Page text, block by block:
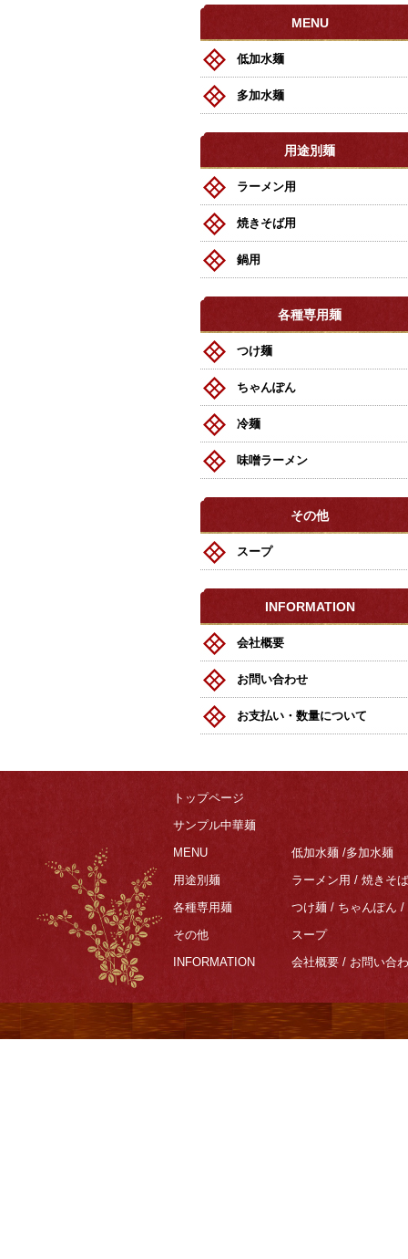
MENU
低加水麺
多加水麺
用途別麺
ラーメン用
焼きそば用
鍋用
各種専用麺
つけ麺
ちゃんぽん
冷麺
味噌ラーメン
その他
スープ
INFORMATION
会社概要
お問い合わせ
お支払い・数量について
トップページ
サンプル中華麺
MENU
低加水麺 /多加水麺
用途別麺
ラーメン用 / 焼きそ
各種専用麺
つけ麺 / ちゃんぽん /
その他
スープ
INFORMATION
会社概要 / お問い合